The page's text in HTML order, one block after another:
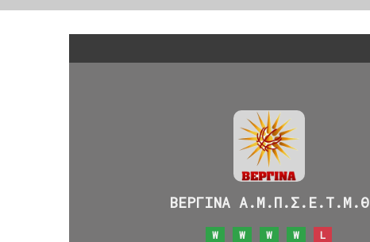
ΒΕΡΓΙΝΑ Α.Μ.Π.Σ.Ε.Τ.Μ.Θ
W W W W L